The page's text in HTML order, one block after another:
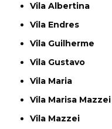
Vila Albertina
Vila Endres
Vila Guilherme
Vila Gustavo
Vila Maria
Vila Marisa Mazzei
Vila Mazzei